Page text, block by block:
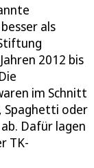
als
2012 bis
im Schnitt
Spaghetti oder
Dafür lagen
TK-